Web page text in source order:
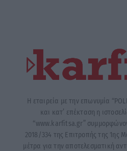
Η εταιρεία με την επωνυμία
και κατ’ επέκταση η
“www.karfitsa.gr”
2018/334 της Επιτροπής της 1ης
μέτρα για την αποτελεσματική